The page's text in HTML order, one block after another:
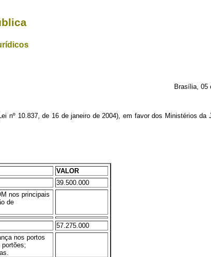
Brasília, 05
nº 10.837, de 16 de janeiro de 2004), em favor dos Ministérios
VALOR
39.500.000
nos principais
de
57.275.000
nos portos